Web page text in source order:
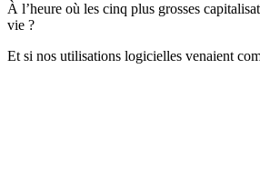
À l’heure où les cinq plus grosses
vie ?
Et si nos utilisations logicielles venaient